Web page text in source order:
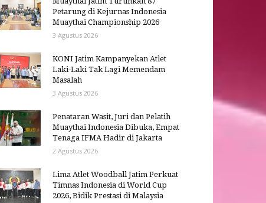
Petarung di Kejurnas Indonesia
Muaythai Championship 2026
3 Agustus 2026
KONI Jatim Kampanyekan Atlet
Laki-Laki Tak Lagi Memendam
Masalah
3 Agustus 2026
Penataran Wasit, Juri dan Pelatih
Muaythai Indonesia Dibuka, Empat
Tenaga IFMA Hadir di Jakarta
2 Agustus 2026
Lima Atlet Woodball Jatim Perkuat
Timnas Indonesia di World Cup
2026, Bidik Prestasi di Malaysia